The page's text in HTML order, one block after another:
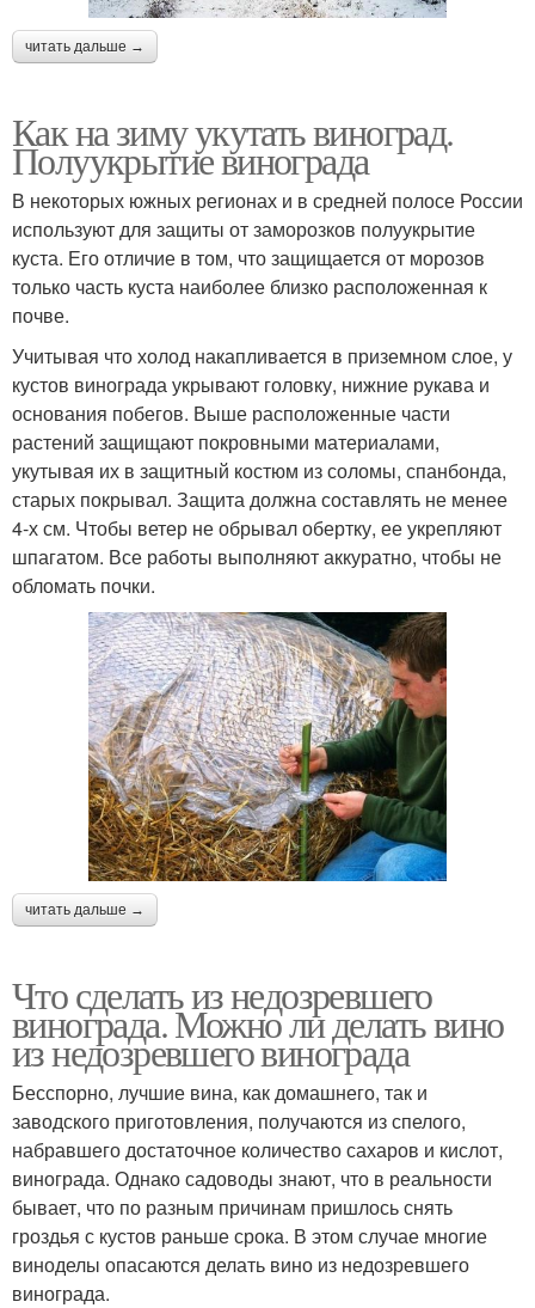
читать дальше →
Как на зиму укутать виноград.
Полуукрытие винограда
В некоторых южных регионах и в средней полосе России
используют для защиты от заморозков полуукрытие
куста. Его отличие в том, что защищается от морозов
только часть куста наиболее близко расположенная к
почве.
Учитывая что холод накапливается в приземном слое, у
кустов винограда укрывают головку, нижние рукава и
основания побегов. Выше расположенные части
растений защищают покровными материалами,
укутывая их в защитный костюм из соломы, спанбонда,
старых покрывал. Защита должна составлять не менее
4-х см. Чтобы ветер не обрывал обертку, ее укрепляют
шпагатом. Все работы выполняют аккуратно, чтобы не
обломать почки.
читать дальше →
Что сделать из недозревшего
винограда. Можно ли делать вино
из недозревшего винограда
Бесспорно, лучшие вина, как домашнего, так и
заводского приготовления, получаются из спелого,
набравшего достаточное количество сахаров и кислот,
винограда. Однако садоводы знают, что в реальности
бывает, что по разным причинам пришлось снять
гроздья с кустов раньше срока. В этом случае многие
виноделы опасаются делать вино из недозревшего
винограда.